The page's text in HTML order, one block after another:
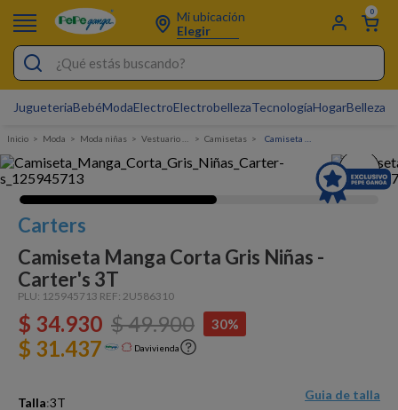
Mi ubicación
Elegir
0
¿Qué estás buscando?
JugueteriaBebéModaElectroElectrobellezaTecnologíaHogarBelleza
Moda Moda niñas Vestuario Exterior Niña Camisetas
Carters
Camiseta Manga Corta Gris Niñas -
Carter's 3T
PLU: 125945713 REF: 2U586310
$ 34.930 $49.900 30%
$ 31.437 Davivienda
Talla:3T
Guia de talla
Pijamas
Electro
Figuras Toy Story
Carters
Cartas Pokemon
Silla Mecedora Bebé
Bebes
Dinosaurio Juguete